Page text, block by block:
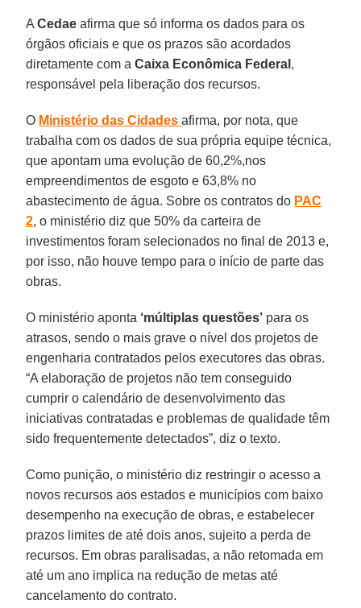
ACedae afirma que só informa os dados para os
órgãos oficiais e que os prazos são acordados
diretamente com aCaixa Econômica Federal ,
responsável pela liberação dos recursos.
O Ministério das Cidades afirma, por nota, que
trabalha com os dados de sua própria equipe técnica,
que apontam uma evolução de 60,2%,nos
empreendimentos de esgoto e 63,8% no
abastecimento de água. Sobre os contratos do PAC
2, o ministério diz que 50% da carteira de
investimentos foram selecionados no final de 2013 e,
por isso, não houve tempo para o início de parte das
obras.
O ministério aponta ‘múltiplas questões’ para os
atrasos, sendo o mais grave o nível dos projetos de
engenharia contratados pelos executores das obras.
“A elaboração de projetos não tem conseguido
cumprir o calendário de desenvolvimento das
iniciativas contratadas e problemas de qualidade têm
sido frequentemente detectados”, diz o texto.
Como punição, o ministério diz restringir o acesso a
novos recursos aos estados e municípios com baixo
desempenho na execução de obras, e estabelecer
prazos limites de até dois anos, sujeito a perda de
recursos. Em obras paralisadas, a não retomada em
até um ano implica na redução de metas até
cancelamento do contrato.